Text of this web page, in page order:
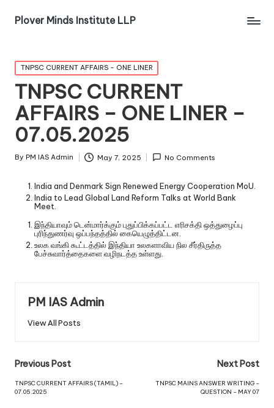
Plover Minds Institute LLP
TNPSC CURRENT AFFAIRS - ONE LINER
TNPSC CURRENT
AFFAIRS – ONE LINER –
07.05.2025
By PM IAS Admin May 7, 2025 No Comments
India and Denmark Sign Renewed Energy Cooperation MoU.
India to Lead Global Land Reform Talks at World Bank
Meet.
இந்தியாவும் டென்மார்க்கும் புதுப்பிக்கப்பட்ட எரிசக்தி ஒத்துழைப்பு
புரிந்துணர்வு ஒப்பந்தத்தில் கையெழுத்திட்டன.
உலக வங்கி கூட்டத்தில் இந்தியா உலகளாவிய நில சீர்திருத்த
பேச்சுவார்த்தைகளை வழிநடத்த உள்ளது.
PM IAS Admin
View All Posts
Previous Post
TNPSC CURRENT AFFAIRS (TAMIL) –
07.05.2025
Next Post
TNPSC MAINS ANSWER WRITING –
QUESTION – MAY 07